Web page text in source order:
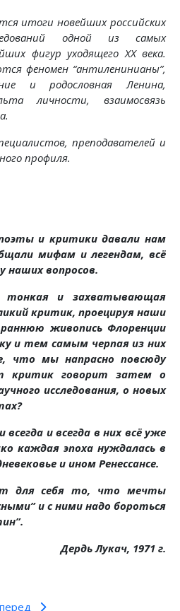
итоги новейших российских
одной из самых
фигур уходящего XX века.
феномен “антиленинианы”,
и родословная Ленина,
личности, взаимосвязь
преподавателей и
профиля.
и критики давали нам
мифам и легендам, всё
вопросов.
и захватывающая
критик, проецируя наши
живопись Флоренции
и тем самым черпая из них
что мы напрасно повсюду
критик говорит затем о
исследования, о новых
и всегда в них всё уже
каждая эпоха нуждалась в
и ином Ренессансе.
для себя то, что мечты
и с ними надо бороться
Дердь Лукач, 1971 г.